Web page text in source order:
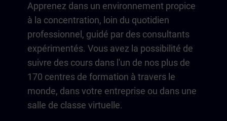
Apprenez dans un environnement propice
à la concentration, loin du quotidien
professionnel, guidé par des consultants
expérimentés. Vous avez la possibilité de
suivre des cours dans l'un de nos plus de
170 centres de formation à travers le
monde, dans votre entreprise ou dans une
salle de classe virtuelle.